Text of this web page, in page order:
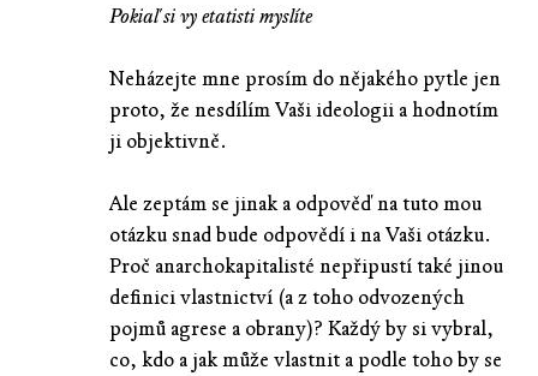
Pokiaľ si vy etatisti myslíte
Neházejte mne prosím do nějakého pytle jen
proto, že nesdílím Vaši ideologii a hodnotím
ji objektivně.
Ale zeptám se jinak a odpověď na tuto mou
otázku snad bude odpovědí i na Vaši otázku.
Proč anarchokapitalisté nepřipustí také jinou
definici vlastnictví (a z toho odvozených
pojmů agrese a obrany)? Každý by si vybral,
co, kdo a jak může vlastnit a podle toho by se